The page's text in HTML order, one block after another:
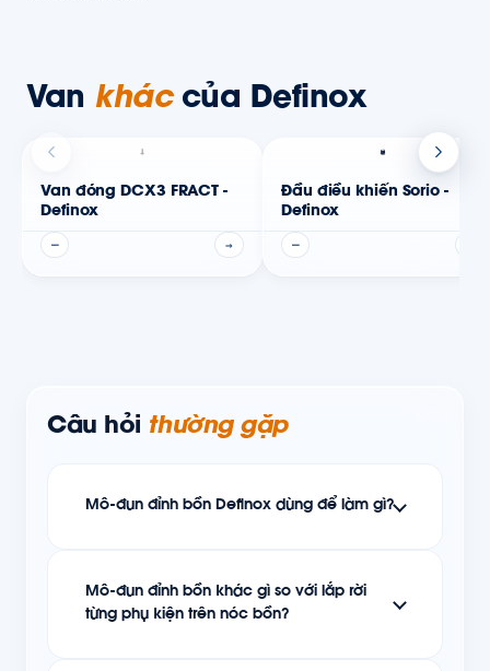
Van kháccủa Definox
Van đóng DCX3 FRACT -
Definox
— →
Đầu điều khiển Sorio -
Definox
—
Câu hỏi thường gặp
Mô-đun đỉnh bồn Definox dùng để làm gì?
Mô-đun đỉnh bồn khác gì so với lắp rời
từng phụ kiện trên nóc bồn?